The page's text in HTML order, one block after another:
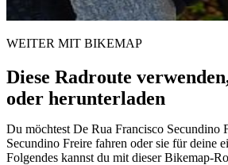
WEITER MIT BIKEMAP
Diese Radroute
oder herunterladen
Du möchtest De Rua Francisco Secundino
Secundino Freire fahren oder sie für deine
Folgendes kannst du mit dieser Bikemap-